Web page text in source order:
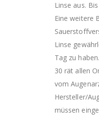
Linse aus.
Eine weitere
Linse
Tag zu
30 rät allen
vom
Hersteller/
müssen